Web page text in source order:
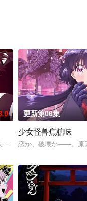
途犬们，热热闹闹、鸡
晶释放出的神秘粒子“梅
更新第06集
少女怪兽焦糖味
恋か、破壊か――。原